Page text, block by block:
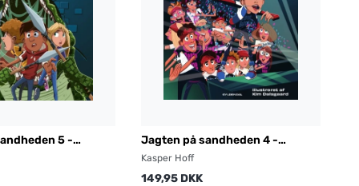
5 -
Jagten på sandheden 4 -
Popstjerne i problemer
Kasper Hoff
149,95 DKK